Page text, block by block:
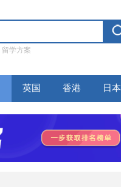
留学方案
英国 香港 日本